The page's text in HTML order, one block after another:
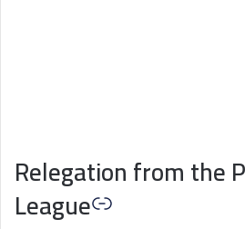
Relegation from the
League